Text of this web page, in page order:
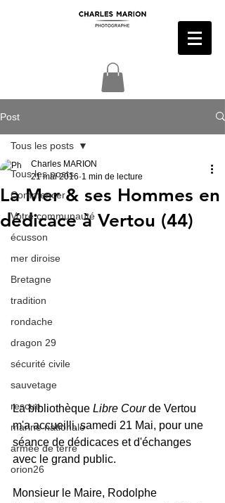
Post
Tous les posts
Commencer
Votre communauté
écusson
mer diroise
Bretagne
tradition
rondache
dragon 29
sécurité civile
sauvetage
rescue
marine nationale
armée de terre
orion26
Tous les posts
La Mer & ses Hommes en
dédicace à Vertou (44)
Charles MARION
21 mai 2016 1 min de lecture
La bibliothèque Libre Cour de Vertou
m'a accueilli, samedi 21 Mai, pour une
séance de dédicaces et d'échanges
avec le grand public.
Monsieur le Maire, Rodolphe